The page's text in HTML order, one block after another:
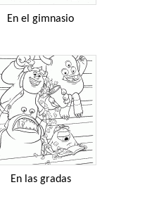
En el gimnasio
En las gradas